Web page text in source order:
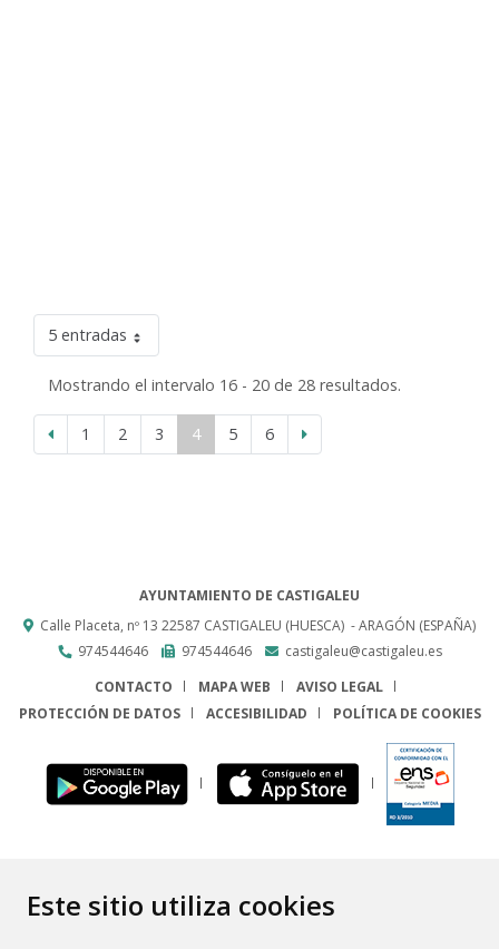
Este sitio utiliza cookies
5 entradas
Mostrando el intervalo 16 - 20 de 28 resultados.
1 2 3 4 5 6
AYUNTAMIENTO DE CASTIGALEU
Calle Placeta, nº 13 22587 CASTIGALEU (HUESCA) - ARAGÓN (ESPAÑA)
974544646
974544646
castigaleu@castigaleu.es
CONTACTO
MAPA WEB
AVISO LEGAL
PROTECCIÓN DE DATOS
ACCESIBILIDAD POLÍTICA DE COOKIES